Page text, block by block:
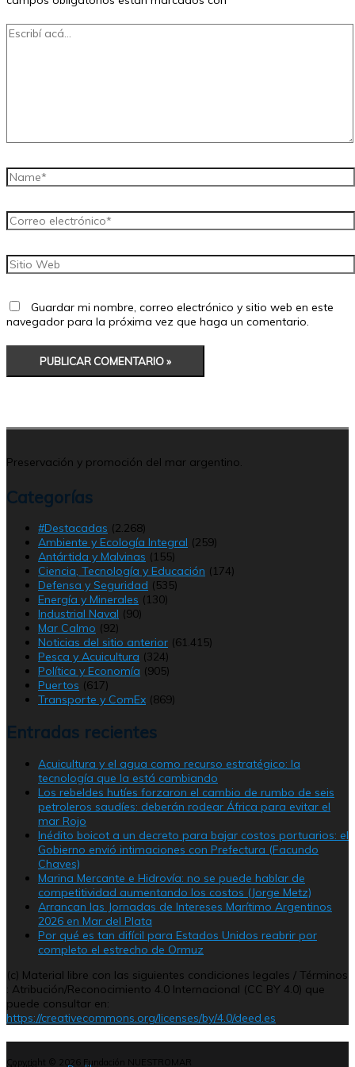
Escribí
Name*
Correo
electrónico*
Sitio
Web
Guardar mi nombre, correo electrónico y sitio web en este
navegador para la próxima vez que haga un comentario.
Preservación y promoción del mar argentino.
Categorías
#Destacadas (2.268)
Ambiente y Ecología Integral (259)
Antártida y Malvinas (155)
Ciencia, Tecnología y Educación (174)
Defensa y Seguridad (535)
Energía y Minerales (130)
Industrial Naval (90)
Mar Calmo (92)
Noticias del sitio anterior (61.415)
Pesca y Acuicultura (324)
Política y Economía (905)
Puertos (617)
Transporte y ComEx (869)
Entradas recientes
Acuicultura y el agua como recurso estratégico: la
tecnología que la está cambiando
Los rebeldes hutíes forzaron el cambio de rumbo de seis
petroleros saudíes: deberán rodear África para evitar el
mar Rojo
Inédito boicot a un decreto para bajar costos portuarios: el
Gobierno envió intimaciones con Prefectura (Facundo
Chaves)
Marina Mercante e Hidrovía: no se puede hablar de
competitividad aumentando los costos (Jorge Metz)
Arrancan las Jornadas de Intereses Marítimo Argentinos
2026 en Mar del Plata
Por qué es tan difícil para Estados Unidos reabrir por
completo el estrecho de Ormuz
(c) Material libre con las siguientes condiciones legales / Términos
: Atribución/Reconocimiento 4.0 Internacional (CC BY 4.0) que
puede consultar en:
https://creativecommons.org/licenses/by/4.0/deed.es
Copyright © 2026 Fundación NUESTROMAR